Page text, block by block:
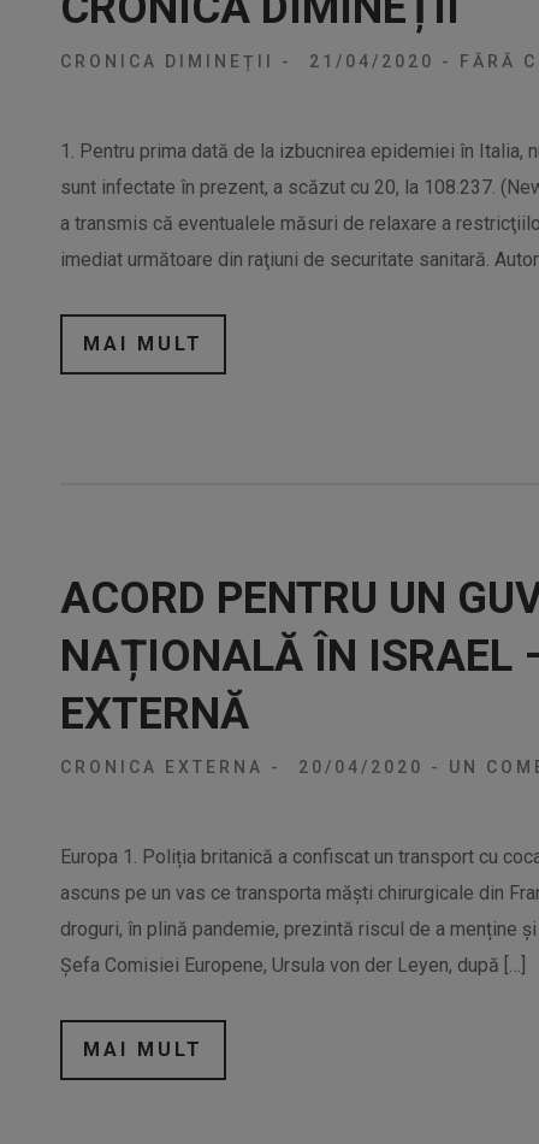
CRONICA DIMINEȚII - 21/04/2020 - FĂRĂ
1. Pentru prima dată de la izbucnirea epidemiei în Italia,
sunt infectate în prezent, a scăzut cu 20, la 108.237.
a transmis că eventualele măsuri de relaxare a
imediat următoare din raţiuni de securitate sanitară.
MAI MULT
ACORD PENTRU UN
NAȚIONALĂ ÎN ISRAEL
EXTERNĂ
CRONICA EXTERNA - 20/04/2020 - UN
Europa 1. Poliția britanică a confiscat un transport cu
ascuns pe un vas ce transporta măști chirurgicale din
droguri, în plină pandemie, prezintă riscul de a menține
Șefa Comisiei Europene, Ursula von der Leyen, după […]
MAI MULT